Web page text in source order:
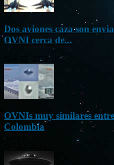
Dos aviones caza son
OVNI cerca de...
Nov 22, 2023
OVNIs muy similares
Colombia